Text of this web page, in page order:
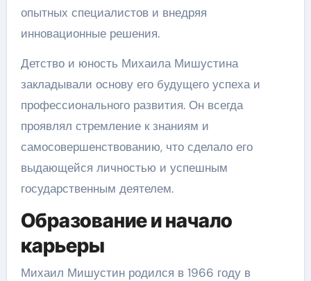
опытных специалистов и внедряя
инновационные решения.
Детство и юность Михаила Мишустина
закладывали основу его будущего успеха и
профессионального развития. Он всегда
проявлял стремление к знаниям и
самосовершенствованию, что сделало его
выдающейся личностью и успешным
государственным деятелем.
Образование и начало
карьеры
Михаил Мишустин родился в 1966 году в